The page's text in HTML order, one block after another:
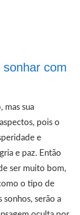
com
mas sua
pois o
e
e paz. Então
ser muito bom,
o tipo de
serão a